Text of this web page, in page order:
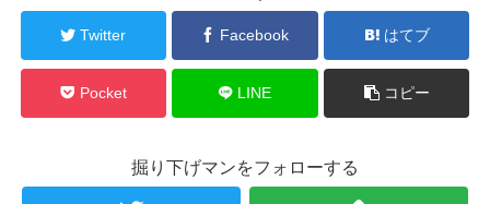
Twitter Facebook はてブ
Pocket LINE コピー
掘り下げマンをフォローする